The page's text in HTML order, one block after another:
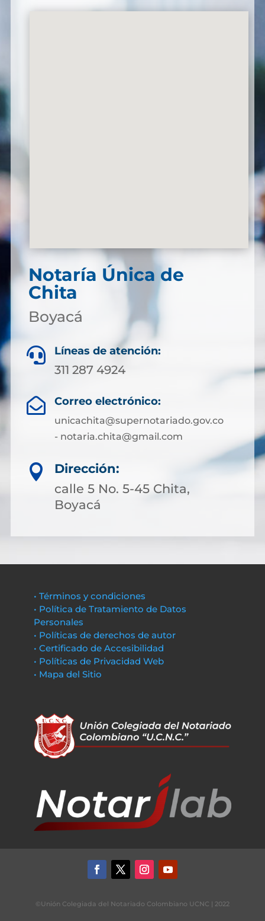
Notaría Única de
Chita
Boyacá
 Líneas de atención:
311 287 4924
 Correo electrónico:
unicachita@supernotariado.gov.co
- notaria.chita@gmail.com

Dirección:
calle 5 No. 5-45 Chita,
Boyacá
• Términos y condiciones
• Política de Tratamiento de Datos
Personales
• Políticas de derechos de autor
• Certificado de Accesibilidad
• Políticas de Privacidad Web
• Mapa del Sitio
©Unión Colegiada del Notariado Colombiano UCNC | 2022